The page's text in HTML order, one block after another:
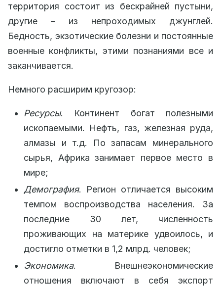
территория состоит из бескрайней пустыни,
другие – из непроходимых джунглей.
Бедность, экзотические болезни и постоянные
военные конфликты, этими познаниями все и
заканчивается.
Немного расширим кругозор:
Ресурсы. Континент богат полезными
ископаемыми. Нефть, газ, железная руда,
алмазы и т.д. По запасам минерального
сырья, Африка занимает первое место в
мире;
Демография. Регион отличается высоким
темпом воспроизводства населения. За
последние 30 лет, численность
проживающих на материке удвоилось, и
достигло отметки в 1,2 млрд. человек;
Экономика. Внешнеэкономические
отношения включают в себя экспорт